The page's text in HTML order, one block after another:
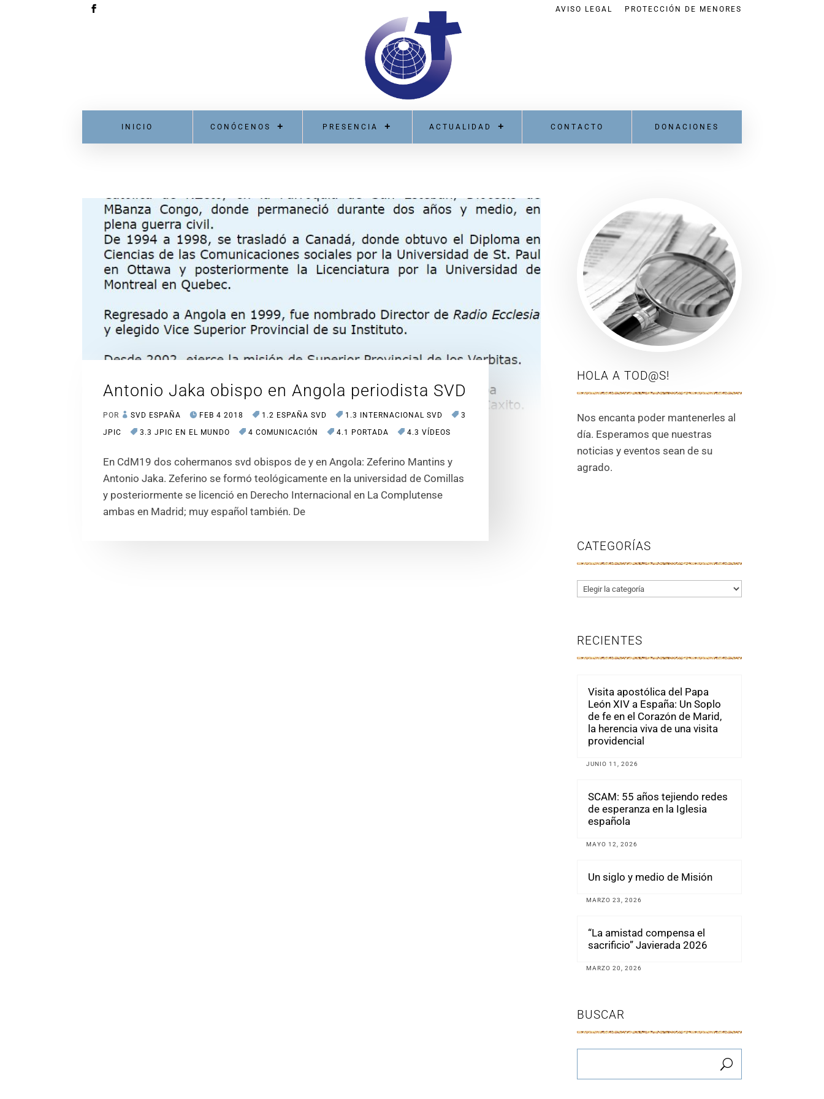
AVISO LEGAL PROTECCIÓN DE MENORES
INICIO CONÓCENOS PRESENCIA ACTUALIDAD CONTACTO DONACIONES
Antonio Jaka obispo en Angola periodista SVD
POR SVD ESPAÑA FEB 4 2018 1.2 ESPAÑA SVD 1.3 INTERNACIONAL SVD
3
JPIC
3.3 JPIC EN EL MUNDO 4 COMUNICACIÓN 4.1 PORTADA 4.3 VÍDEOS
En CdM19 dos cohermanos svd obispos de y en Angola: Zeferino Mantins y
Antonio Jaka. Zeferino se formó teológicamente en la universidad de Comillas
y posteriormente se licenció en Derecho Internacional en La Complutense
ambas en Madrid; muy español también. De
HOLA A TOD@S!
Nos encanta poder mantenerles al
día. Esperamos que nuestras
noticias y eventos sean de su
agrado.
CATEGORÍAS
Categorías
RECIENTES
Visita apostólica del Papa
León XIV a España: Un Soplo
de fe en el Corazón de Marid,
la herencia viva de una visita
providencial
JUNIO 11, 2026
SCAM: 55 años tejiendo redes
de esperanza en la Iglesia
española
MAYO 12, 2026
Un siglo y medio de Misión
MARZO 23, 2026
“La amistad compensa el
sacrificio” Javierada 2026
MARZO 20, 2026
BUSCAR